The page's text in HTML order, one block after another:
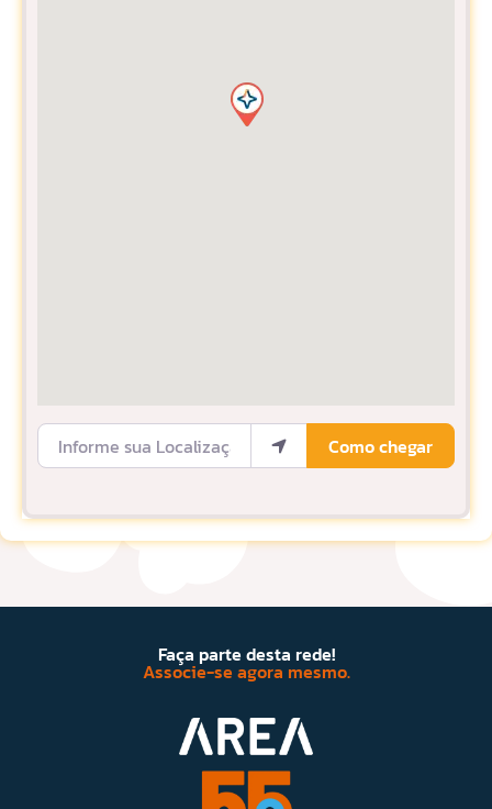
Informe sua Localização
Como chegar
Faça parte desta rede!
Associe-se agora mesmo.